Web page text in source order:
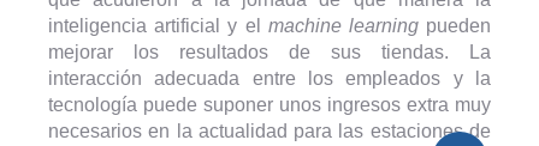
inteligencia artificial y el machine learningpueden
mejorar los resultados de sus tiendas. La
interacción adecuada entre los empleados y la
tecnología puede suponer unos ingresos extra muy
necesarios en la actualidad para las estaciones de